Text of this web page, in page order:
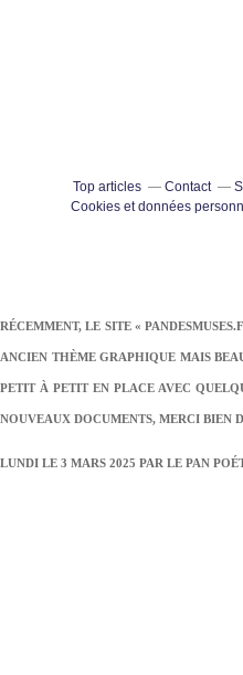
RÉCEMMENT, LE SITE «
ANCIEN THÈME GRAPHIQUE MAIS
PETIT À PETIT EN PLACE AVEC
NOUVEAUX DOCUMENTS, MERCI BIEN
LUNDI LE 3 MARS 2025 PAR LE PAN
Top articles Contact
Cookies et données